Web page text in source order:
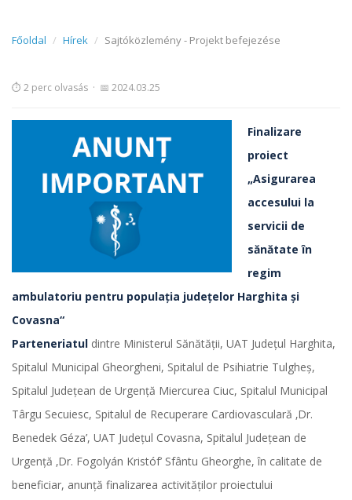
Főoldal Hírek Sajtóközlemény - Projekt befejezése
⏱ 2 perc olvasás · 📅 2024.03.25
Finalizare
proiect
„Asigurarea
accesului la
servicii de
sănătate în
regim
ambulatoriu pentru populația județelor Harghita și
Covasna“
Parteneriatul dintre Ministerul Sănătății, UAT Județul Harghita,
Spitalul Municipal Gheorgheni, Spitalul de Psihiatrie Tulgheș,
Spitalul Județean de Urgență Miercurea Ciuc, Spitalul Municipal
Târgu Secuiesc, Spitalul de Recuperare Cardiovasculară ‚Dr.
Benedek Géza’, UAT Județul Covasna, Spitalul Județean de
Urgență ‚Dr. Fogolyán Kristóf’ Sfântu Gheorghe, în calitate de
beneficiar, anunță finalizarea activităților proiectului